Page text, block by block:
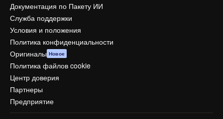
Документация по Пакету ИИ
Служба поддержки
Условия и положения
Политика конфиденциальности
Оригиналы Новое
Политика файлов cookie
Центр доверия
Партнеры
Предприятие